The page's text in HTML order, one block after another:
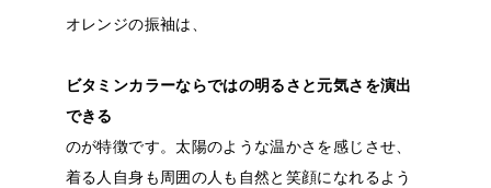
オレンジの振袖は、
ビタミンカラーならではの明るさと元気さを演出
できる
のが特徴です。太陽のような温かさを感じさせ、
着る人自身も周囲の人も自然と笑顔になれるよう